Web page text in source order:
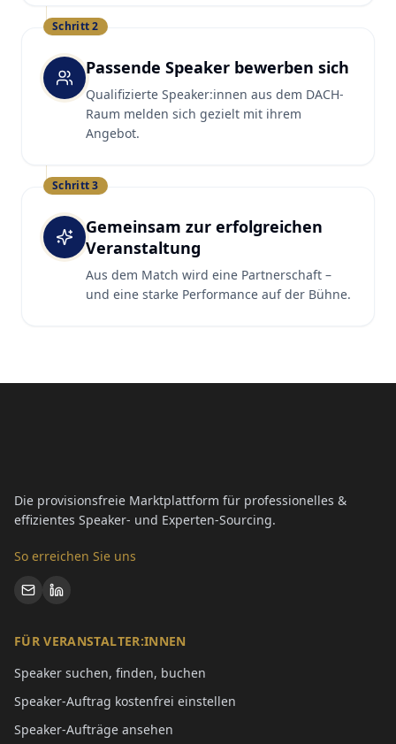
Schritt2
Passende Speaker bewerben sich
Qualifizierte Speaker:innen aus dem DACH-
Raum melden sich gezielt mit ihrem
Angebot.
Schritt3
Gemeinsam zur erfolgreichen
Veranstaltung
Aus dem Match wird eine Partnerschaft –
und eine starke Performance auf der Bühne.
Die provisionsfreie Marktplattform für professionelles &
effizientes Speaker- und Experten-Sourcing.
So erreichen Sie uns
FÜR VERANSTALTER:INNEN
Speaker suchen, finden, buchen
Speaker-Auftrag kostenfrei einstellen
Speaker-Aufträge ansehen